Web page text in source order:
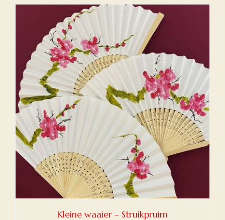
was:
is:
€15,00.
Kleine waaier – Struikpruim